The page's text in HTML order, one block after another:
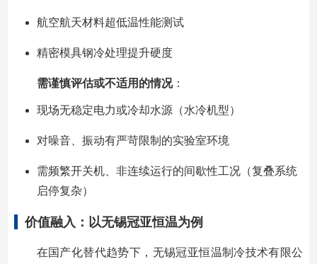
航空航天材料超低温性能测试
精密模具钢冷处理提升硬度
需谨慎评估或不适用的情况：
现场无稳定电力或冷却水源（水冷机型）
对噪音、振动有严苛限制的实验室环境
需频繁开关机、非连续运行的间歇性工况（复叠系统
启停复杂）
价值融入：以无锡冠亚恒温为例
在国产化替代趋势下，无锡冠亚恒温制冷技术有限公